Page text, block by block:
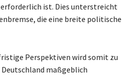
ist. Dies unterstreicht
die eine breite politische
Perspektiven wird somit zu
maßgeblich